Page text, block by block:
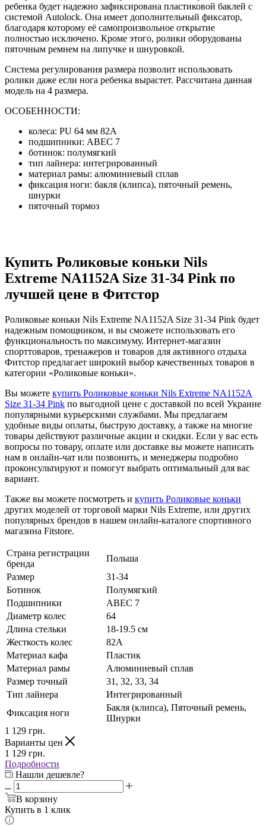
ребенка будет надежно зафиксирована пластиковой баклей с
системой Autolock. Она имеет дополнительный фиксатор,
благодаря которому её самопроизвольное открытие
полностью исключено. Кроме этого, ролики оборудованы
пяточным ремнем на липучке и шнуровкой.
Система регулирования размера позволит использовать
ролики даже если нога ребенка вырастет. Рассчитана данная
модель на 4 размера.
ОСОБЕННОСТИ:
колеса: PU 64 мм 82A
подшипники: ABEC 7
ботинок: полумягкий
тип лайнера: интегрированный
материал рамы: алюминиевый сплав
фиксация ноги: бакля (клипса), пяточный ремень,
шнурки
пяточный тормоз
Купить Роликовые коньки Nils
Extreme NA1152A Size 31-34 Pink по
лучшей цене в Фитстор
Роликовые коньки Nils Extreme NA1152A Size 31-34 Pink будет
надежным помощником, и вы сможете использовать его
функциональность по максимуму. Интернет-магазин
спорттоваров, тренажеров и товаров для активного отдыха
Фитстор предлагает широкий выбор качественных товаров в
категории «Роликовые коньки».
Вы можете купить Роликовые коньки Nils Extreme NA1152A
Size 31-34 Pink по выгодной цене с доставкой по всей Украине
популярными курьерскими службами. Мы предлагаем
удобные виды оплаты, быструю доставку, а также на многие
товары действуют различные акции и скидки. Если у вас есть
вопросы по товару, оплате или доставке вы можете написать
нам в онлайн-чат или позвонить, и менеджеры подробно
проконсультируют и помогут выбрать оптимальный для вас
вариант.
Также вы можете посмотреть и купить Роликовые коньки
других моделей от торговой марки Nils Extreme, или других
популярных брендов в нашем онлайн-каталоге спортивного
магазина Fitstore.
Страна регистрации
бренда
Польша
Размер
31-34
Ботинок
Полумягкий
Подшипники
ABEC 7
Диаметр колес
64
Длина стельки
18-19.5 см
Жесткость колес
82А
Материал кафа
Пластик
Материал рамы
Алюминиевый сплав
Размер точный
31, 32, 33, 34
Тип лайнера
Интегрированный
Фиксация ноги
Бакля (клипса), Пяточный ремень,
Шнурки
1 129 грн.
Варианты цен
1 129 грн.
Подробности
Нашли дешевле?
В корзину
Купить в 1 клик